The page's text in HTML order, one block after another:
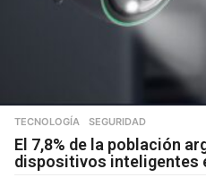
TECNOLOGÍA SEGURIDAD
El 7,8% de la población
dispositivos inteligentes